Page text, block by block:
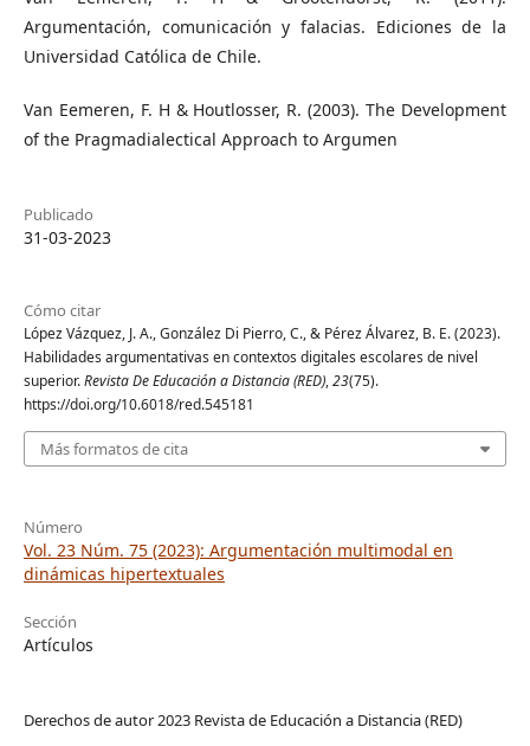
Argumentación, comunicación y falacias. Ediciones de la
Universidad Católica de Chile.
Van Eemeren, F. H & Houtlosser, R. (2003). The Development
of the Pragmadialectical Approach to Argumen
Publicado
31-03-2023
Cómo citar
López Vázquez, J. A., González Di Pierro, C., & Pérez Álvarez, B. E. (2023).
Habilidades argumentativas en contextos digitales escolares de nivel
superior.Revista De Educación a Distancia (RED),23(75).
https://doi.org/10.6018/red.545181
Más formatos de cita
Número
Vol. 23 Núm. 75 (2023): Argumentación multimodal en
dinámicas hipertextuales
Sección
Artículos
Derechos de autor 2023 Revista de Educación a Distancia (RED)